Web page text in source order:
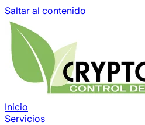
Saltar al contenido
Inicio
Servicios